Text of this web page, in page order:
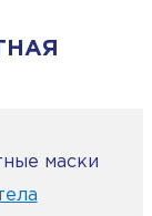
маски